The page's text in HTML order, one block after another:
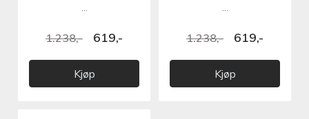
...
1.238,- 619,-
Kjøp
...
1.238,- 619,-
Kjøp